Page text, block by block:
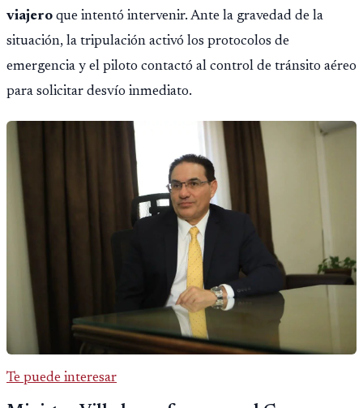
viajero que intentó intervenir. Ante la gravedad de la
situación, la tripulación activó los protocolos de
emergencia y el piloto contactó al control de tránsito aéreo
para solicitar desvío inmediato.
Te puede interesar